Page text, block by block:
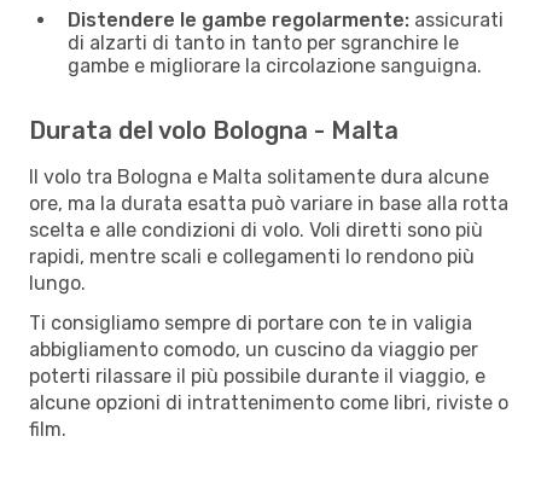
Distendere le gambe regolarmente: assicurati
di alzarti di tanto in tanto per sgranchire le
gambe e migliorare la circolazione sanguigna.
Durata del volo Bologna - Malta
Il volo tra Bologna e Malta solitamente dura alcune
ore, ma la durata esatta può variare in base alla rotta
scelta e alle condizioni di volo. Voli diretti sono più
rapidi, mentre scali e collegamenti lo rendono più
lungo.
Ti consigliamo sempre di portare con te in valigia
abbigliamento comodo, un cuscino da viaggio per
poterti rilassare il più possibile durante il viaggio, e
alcune opzioni di intrattenimento come libri, riviste o
film.